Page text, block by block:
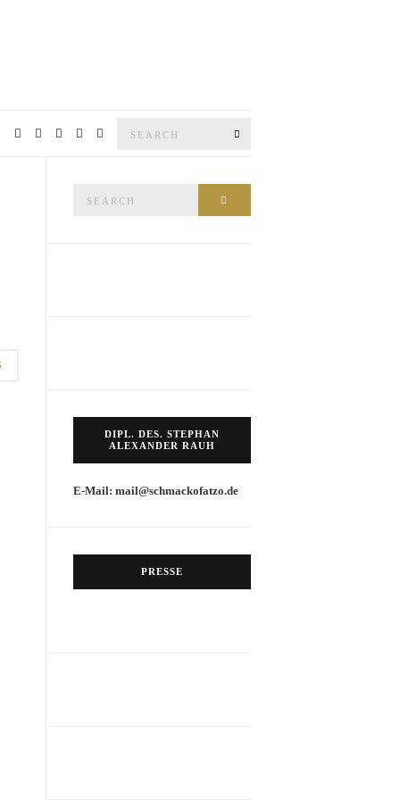
DIPL. DES. STEPHAN
ALEXANDER RAUH
E-Mail: mail@schmackofatzo.de
PRESSE